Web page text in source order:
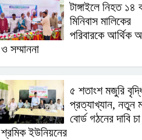
টাঙ্গাইলে নিহত ১৪
মিনিবাস মালিকের
পরিবারকে আর্থিক
ও সম্মাননা
৫ শতাংশ মজুরি
প্রত্যাখ্যান, নতুন
বোর্ড গঠনের দাবি চা
শ্রমিক ইউনিয়নের